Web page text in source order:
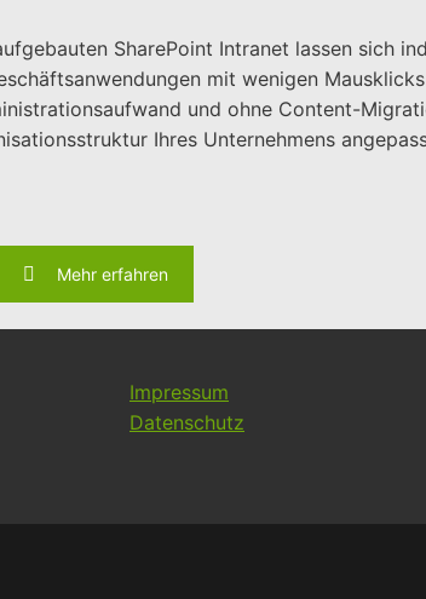
SharePoint Intranet lassen sich
mit wenigen
und ohne Content-
Ihres Unternehmens
Mehr erfahren
Impressum
Datenschutz